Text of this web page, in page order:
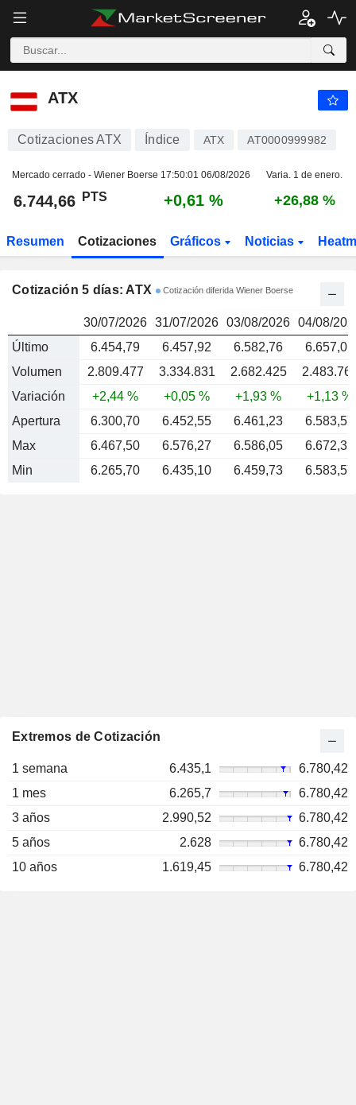
ATX PTS
ATX
Cotizaciones ATX Índice ATX AT0000999982
Mercado cerrado - Wiener Boerse 17:50:01 06/08/2026 Varia. 1 de enero.
6.744,66 PTS +0,61 % +26,88 %
Resumen Cotizaciones Gráficos Noticias
Cotización 5 días: ATX Cotización diferida Wiener Boerse
30/07/2026 31/07/2026 03/08/2026 04/08/
Último
6.454,79 6.457,92 6.582,76
6.657,01
Volumen
2.809.477 3.334.831 2.682.425
Variación
+2,44 % +0,05 % +1,93 %
+1,13 %
Apertura
6.300,70 6.452,55 6.461,23
6.583,57
Max
6.467,50 6.576,27 6.586,05
6.672,35
Min
6.265,70 6.435,10 6.459,73 6.583,57
Extremos de Cotización
1 semana 6.435,1
6.780,42
1 mes
6.265,7
6.780,42
3 años
2.990,52
6.780,42
5 años
2.628
6.780,42
10 años
1.619,45 6.780,42